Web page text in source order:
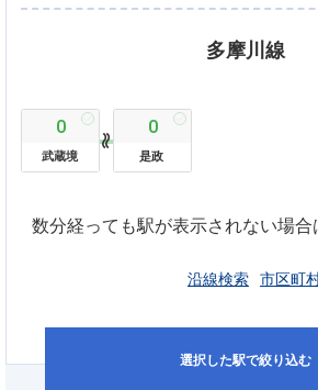
多摩川線
0
武蔵境
0
是政
数分経っても駅が表示されない場
沿線検索 市区町
選択した駅で絞り込む